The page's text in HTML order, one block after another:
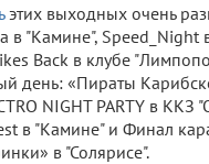
этих выходных очень
в "Камине", Speed_Night
Back в клубе
день: «Пираты
NIGHT PARTY в ККЗ
в "Камине" и Финал
в "Солярисе".